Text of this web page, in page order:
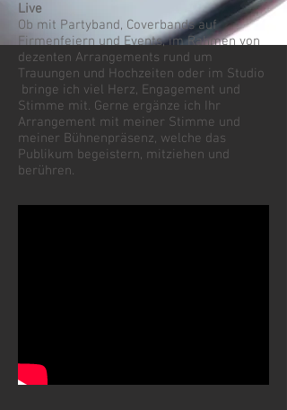
Live
Ob mit Partyband, Coverbands auf
Firmenfeiern und Events, im Rahmen von
dezenten Arrangements rund um
Trauungen und Hochzeiten oder im Studio
bringe ich viel Herz, Engagement und
Stimme mit.​ Gerne ergänze ich Ihr
Arrangement mit meiner Stimme und
meiner Bühnenpräsenz, welche das
Publikum begeistern, mitziehen und
berühren.